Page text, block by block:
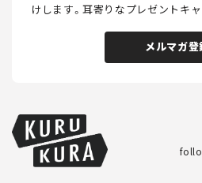
けします。耳寄りなプレゼントキ
メルマガ登